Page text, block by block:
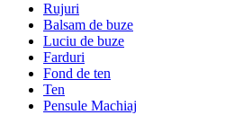
Rujuri
Balsam de buze
Luciu de buze
Farduri
Fond de ten
Ten
Pensule Machiaj